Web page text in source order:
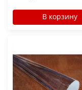
В корзину